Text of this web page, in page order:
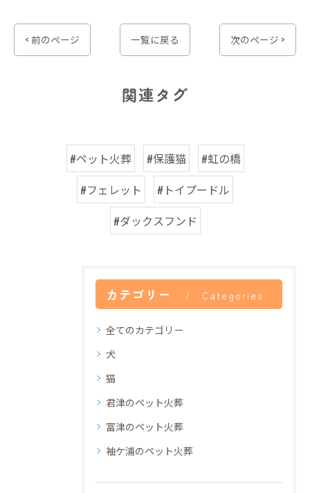
< 前のページ 一覧に戻る 次のページ >
関連タグ
#ペット火葬 #保護猫
#虹の橋
#フェレット
#トイプードル
#ダックスフンド
カテゴリー Categories
全てのカテゴリー
犬
猫
君津のペット火葬
富津のペット火葬
袖ケ浦のペット火葬